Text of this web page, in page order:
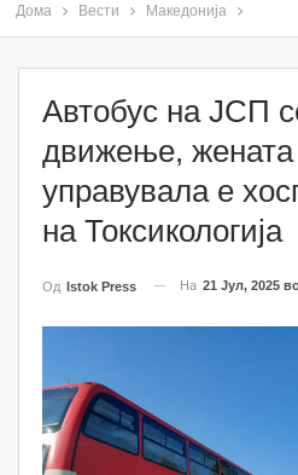
Дома Вести Македонија
Автобус на ЈСП
движење, жената
управувала е
на Токсикологија
Од Istok Press На 21 Јул, 2025